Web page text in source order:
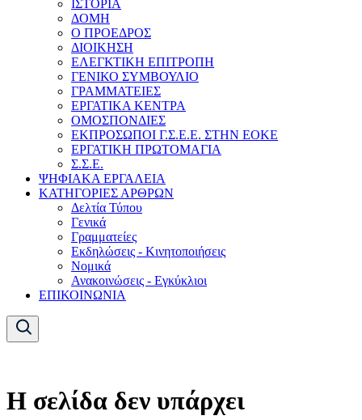
ΙΣΤΟΡΙΑ
ΔΟΜΗ
Ο ΠΡΟΕΔΡΟΣ
ΔΙΟΙΚΗΣΗ
ΕΛΕΓΚΤΙΚΗ ΕΠΙΤΡΟΠΗ
ΓΕΝΙΚΟ ΣΥΜΒΟΥΛΙΟ
ΓΡΑΜΜΑΤΕΙΕΣ
ΕΡΓΑΤΙΚΑ ΚΕΝΤΡΑ
ΟΜΟΣΠΟΝΔΙΕΣ
ΕΚΠΡΟΣΩΠΟΙ Γ.Σ.Ε.Ε. ΣΤΗΝ ΕΟΚΕ
ΕΡΓΑΤΙΚΗ ΠΡΩΤΟΜΑΓΙΑ
Σ.Σ.Ε.
ΨΗΦΙΑΚΑ ΕΡΓΑΛΕΙΑ
ΚΑΤΗΓΟΡΙΕΣ ΑΡΘΡΩΝ
Δελτία Τύπου
Γενικά
Γραμματείες
Εκδηλώσεις - Κινητοποιήσεις
Νομικά
Ανακοινώσεις - Εγκύκλιοι
ΕΠΙΚΟΙΝΩΝΙΑ
Η σελίδα δεν υπάρχει